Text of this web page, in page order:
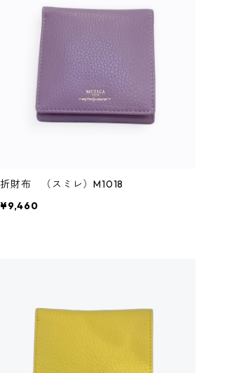
折財布 （スミレ）M1018
¥9,460